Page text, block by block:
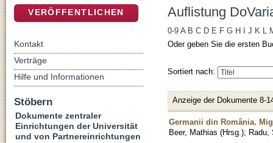
Auflistung
0-9 A B C D E F G H J K L
Oder geben Sie die ersten
Sortiert nach:
Anzeige der Dokumente 8-
Germanii din România.
Beer, Mathias (Hrsg.); Radu,
VERÖFFENTLICHEN
Kontakt
Verträge
Hilfe und Informationen
Stöbern
Dokumente zentraler
Einrichtungen der Universität
und von Partnereinrichtungen